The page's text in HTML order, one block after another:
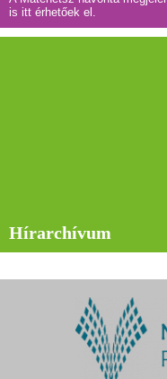
is itt érhetőek el.
Hírarchívum